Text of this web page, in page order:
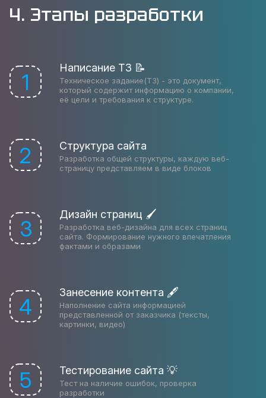
4. Этапы разработки
1
Написание ТЗ 📝
Техническое задание(ТЗ) - это документ,
который содержит информацию о компании,
её цели и требования к структуре.
2 Структура сайта
Разработка общей структуры, каждую веб-
страницу представляем в виде блоков
3
Дизайн страниц 🖌
Разработка веб-дизайна для всех страниц
сайта. Формирование нужного впечатления
фактами и образами
4
Занесение контента 🖋
Наполнение сайта информацией
представленной от заказчика (тексты,
картинки, видео)
5 Тестирование сайта 💡
Тест на наличие ошибок, проверка
разработки